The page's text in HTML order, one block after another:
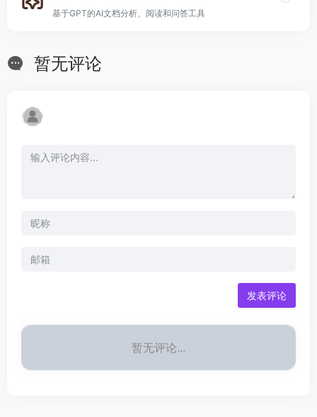
基于GPT的AI文档分析、阅读和问答工具
暂无评论
发表评论
暂无评论...